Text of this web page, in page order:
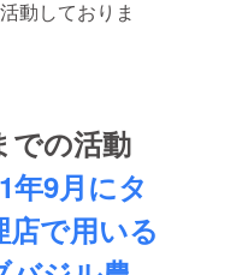
動しておりま
での活動
年9月にタ
店で用いる